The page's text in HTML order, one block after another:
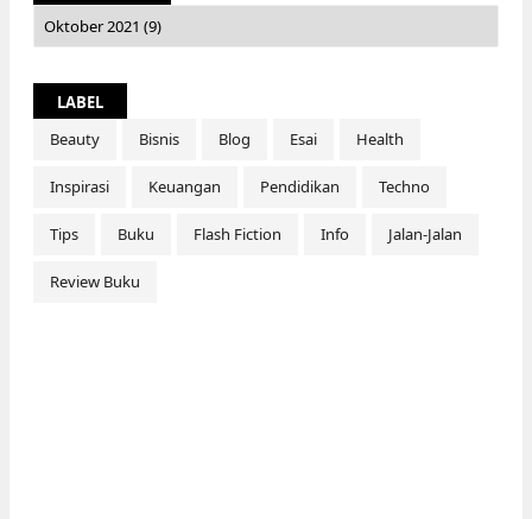
LABEL
Beauty
Bisnis Blog Esai Health
Inspirasi Keuangan Pendidikan Techno
Tips Buku Flash Fiction Info Jalan-Jalan
Review Buku